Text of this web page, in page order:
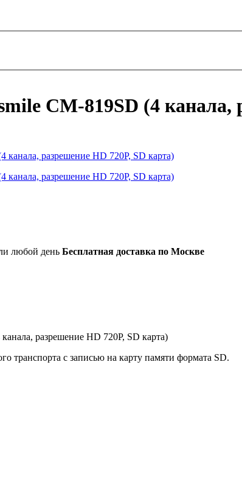
CM-819SD (4 канала,
любой день Бесплатная доставка по Москве
разрешение HD 720P, SD карта)
транспорта с записью на карту памяти формата SD.